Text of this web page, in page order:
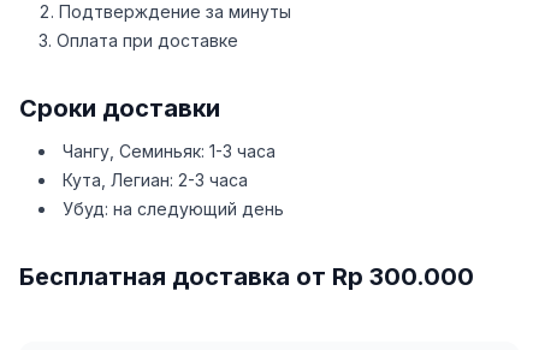
Подтверждение за минуты
Оплата при доставке
Сроки доставки
Чангу, Семиньяк: 1-3 часа
Кута, Легиан: 2-3 часа
Убуд: на следующий день
Бесплатная доставка от Rp 300.000